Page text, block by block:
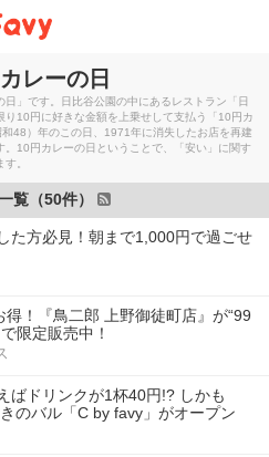
レーの日
」です。日比谷公園の中にあるレストラン「日
り10円に好きな金額を上乗せして支払う「10円カ
48）年のこの日、1971年に消失したお店を再建
。10円カレーの日ということで、「安い」に関す
。
覧（50件）
た方必見！朝まで1,000円で過ごせ
！『鳥二郎 上野御徒町店』が“99
限定販売中！
ばドリンクが1杯40円!? しかも
のバル「C by favy」がオープン